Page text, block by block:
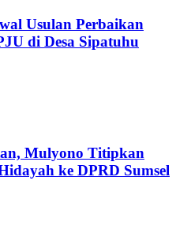
Usulan Perbaikan
di Desa Sipatuhu
Mulyono Titipkan
ke DPRD Sumsel